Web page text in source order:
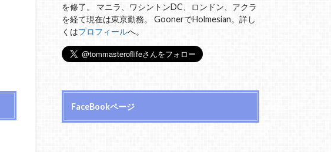
を修了。 マニラ、ワシントンDC、ロンドン、アクラ
を経て現在は東京勤務。 GoonerでHolmesian。詳し
くはプロフィールへ。
FaceBookページ